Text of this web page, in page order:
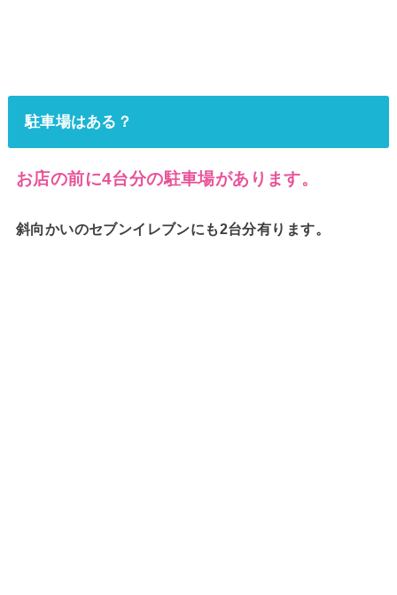
駐車場はある？
お店の前に4台分の駐車場があります。
斜向かいのセブンイレブンにも2台分有ります。